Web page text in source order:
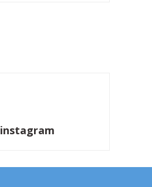
instagram